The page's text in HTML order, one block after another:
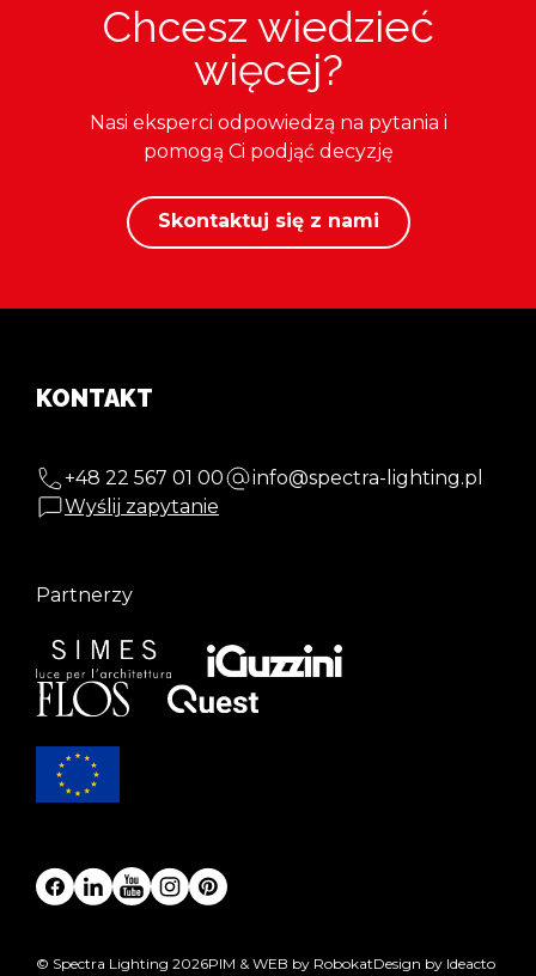
Chcesz wiedzieć
więcej?
Nasi eksperci odpowiedzą na pytania i
pomogą Ci podjąć decyzję
Skontaktuj się z nami
KONTAKT
+48 22 567 01 00
info@spectra-lighting.pl
Wyślij zapytanie
Partnerzy
© Spectra Lighting 2026PIM & WEB by RobokatDesign by Ideacto